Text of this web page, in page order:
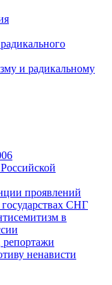
и радикальному
проявлений
СНГ
в
репортажи
ненависти